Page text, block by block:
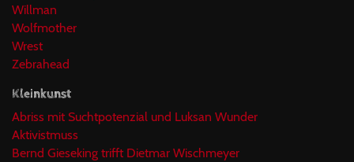
Willman
Wolfmother
Wrest
Zebrahead
Kleinkunst
Abriss mit Suchtpotenzial und Luksan Wunder
Aktivistmuss
Bernd Gieseking trifft Dietmar Wischmeyer